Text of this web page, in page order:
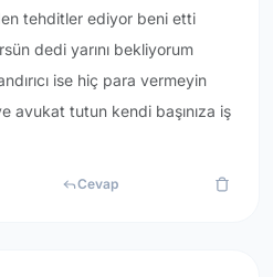
tehditler ediyor beni etti
dedi yarını bekliyorum
ise hiç para vermeyin
avukat tutun kendi başınıza iş
Cevap